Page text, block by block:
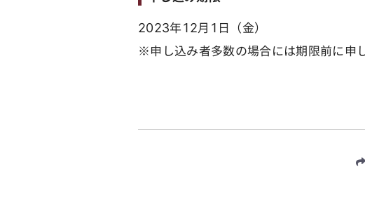
2023年12月1日（金）
※申し込み者多数の場合には期限前に申